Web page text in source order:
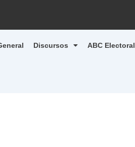
Discursos ABC Electoral